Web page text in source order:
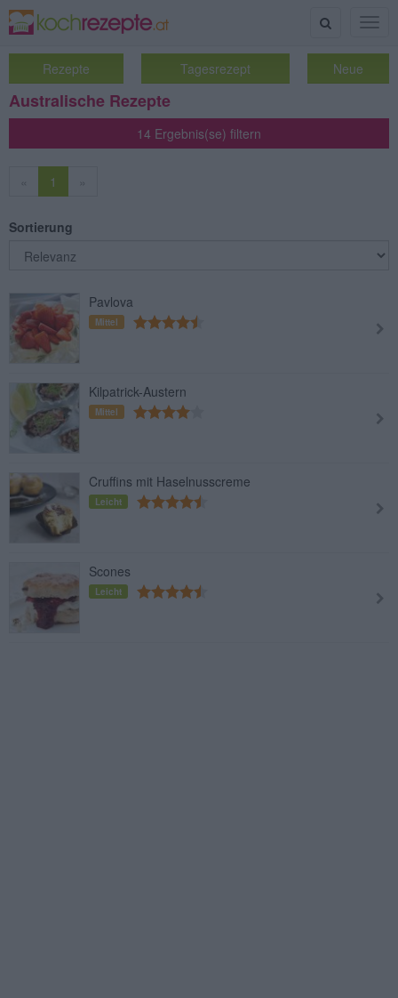
Suche
Rezepte Tagesrezept Neue
Australische Rezepte
14 Ergebnis(se) filtern
1
Sortierung
Pavlova
Mittel
Kilpatrick-Austern
Mittel
Cruffins mit Haselnusscreme
Leicht
Scones
Leicht